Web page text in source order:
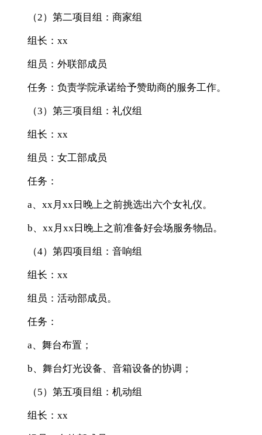
（2）第二项目组：商家组
组长：xx
组员：外联部成员
任务：负责学院承诺给予赞助商的服务工作。
（3）第三项目组：礼仪组
组长：xx
组员：女工部成员
任务：
a、xx月xx日晚上之前挑选出六个女礼仪。
b、xx月xx日晚上之前准备好会场服务物品。
（4）第四项目组：音响组
组长：xx
组员：活动部成员。
任务：
a、舞台布置；
b、舞台灯光设备、音箱设备的协调；
（5）第五项目组：机动组
组长：xx